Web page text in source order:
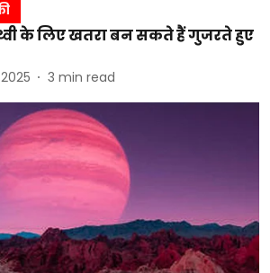
के लिए खतरा बन सकते हैं गुजरते हुए
3 min read